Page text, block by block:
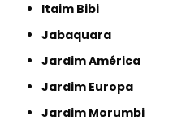
Itaim Bibi
Jabaquara
Jardim América
Jardim Europa
Jardim Morumbi